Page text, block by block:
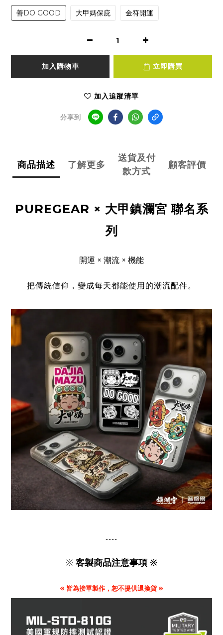
善DO GOOD 大甲媽保庇 金符開運
加入購物車 立即購買
加入追蹤清單
分享到
商品描述 了解更多
送貨及付
款方式
顧客評價
PUREGEAR × 大甲鎮瀾宮 聯名系
列
開運 × 潮流 × 機能
把傳統信仰，變成每天都能使用的潮流配件。
----
※ 客製商品注意事項 ※
※ 皆為接單製作，恕不提供退換貨 ※